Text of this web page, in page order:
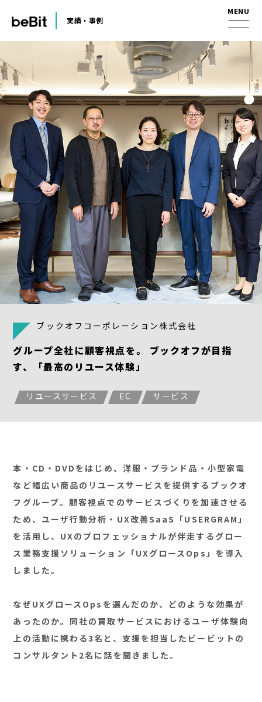
実績・事例
ブックオフコーポレーション株式会社
グループ全社に顧客視点を。 ブックオフが目指
す、「最高のリユース体験」
リユースサービス EC サービス
本・CD・DVDをはじめ、洋服・ブランド品・小型家電
など幅広い商品のリユースサービスを提供するブックオ
フグループ。顧客視点でのサービスづくりを加速させる
ため、ユーザ行動分析・UX改善SaaS「USERGRAM」
を活用し、UXのプロフェッショナルが伴走するグロー
ス業務支援ソリューション「UXグロースOps」を導入
しました。
なぜUXグロースOpsを選んだのか、どのような効果が
あったのか。同社の買取サービスにおけるユーザ体験向
上の活動に携わる3名と、支援を担当したビービットの
コンサルタント2名に話を聞きました。